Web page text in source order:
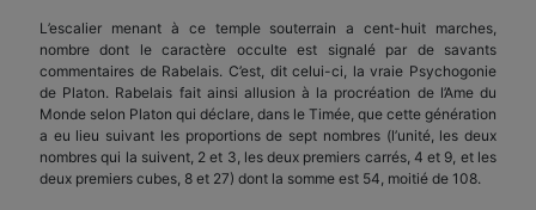
L’escalier menant à ce temple souterrain a cent-huit marches,
nombre dont le caractère occulte est signalé par de savants
commentaires de Rabelais. C’est, dit celui-ci, la vraie Psychogonie
de Platon. Rabelais fait ainsi allusion à la procréation de l’Ame du
Monde selon Platon qui déclare, dans le Timée, que cette génération
a eu lieu suivant les proportions de sept nombres (l’unité, les deux
nombres qui la suivent, 2 et 3, les deux premiers carrés, 4 et 9, et les
deux premiers cubes, 8 et 27) dont la somme est 54, moitié de 108.